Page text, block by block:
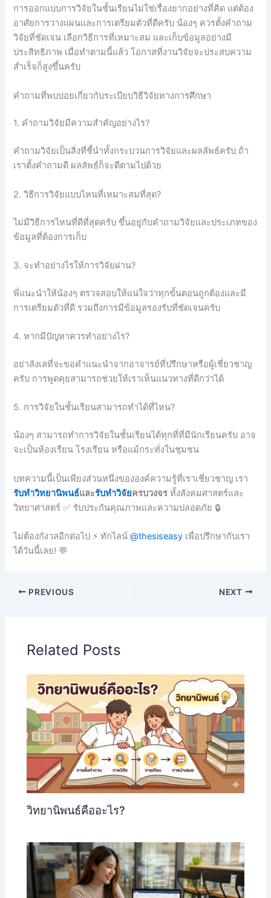
การออกแบบการวิจัยในชั้นเรียนไม่ใช่เรื่องยากอย่างที่คิด แต่ต้อง
อาศัยการวางแผนและการเตรียมตัวที่ดีครับ น้องๆ ควรตั้งคำถาม
วิจัยที่ชัดเจน เลือกวิธีการที่เหมาะสม และเก็บข้อมูลอย่างมี
ประสิทธิภาพ เมื่อทำตามนี้แล้ว โอกาสที่งานวิจัยจะประสบความ
สำเร็จก็สูงขึ้นครับ
คำถามที่พบบ่อยเกี่ยวกับระเบียบวิธีวิจัยทางการศึกษา
1. คำถามวิจัยมีความสำคัญอย่างไร?
คำถามวิจัยเป็นสิ่งที่ชี้นำทั้งกระบวนการวิจัยและผลลัพธ์ครับ ถ้า
เราตั้งคำถามดี ผลลัพธ์ก็จะดีตามไปด้วย
2. วิธีการวิจัยแบบไหนที่เหมาะสมที่สุด?
ไม่มีวิธีการไหนที่ดีที่สุดครับ ขึ้นอยู่กับคำถามวิจัยและประเภทของ
ข้อมูลที่ต้องการเก็บ
3. จะทำอย่างไรให้การวิจัยผ่าน?
พี่แนะนำให้น้องๆ ตรวจสอบให้แน่ใจว่าทุกขั้นตอนถูกต้องและมี
การเตรียมตัวที่ดี รวมถึงการมีข้อมูลรองรับที่ชัดเจนครับ
4. หากมีปัญหาควรทำอย่างไร?
อย่าลังเลที่จะขอคำแนะนำจากอาจารย์ที่ปรึกษาหรือผู้เชี่ยวชาญ
ครับ การพูดคุยสามารถช่วยให้เราเห็นแนวทางที่ดีกว่าได้
5. การวิจัยในชั้นเรียนสามารถทำได้ที่ไหน?
น้องๆ สามารถทำการวิจัยในชั้นเรียนได้ทุกที่ที่มีนักเรียนครับ อาจ
จะเป็นห้องเรียน โรงเรียน หรือแม้กระทั่งในชุมชน
บทความนี้เป็นเพียงส่วนหนึ่งขององค์ความรู้ที่เราเชี่ยวชาญ เรา
รับทำวิทยานิพนธ์และรับทำวิจัยครบวงจร ทั้งสังคมศาสตร์และ
วิทยาศาสตร์ ✅ รับประกันคุณภาพและความปลอดภัย 🔒
ไม่ต้องกังวลอีกต่อไป ⚡ ทักไลน์@thesiseasy เพื่อปรึกษากับเรา
ได้วันนี้เลย! 💬
PREVIOUS NEXT
Related Posts
วิทยานิพนธ์คืออะไร?